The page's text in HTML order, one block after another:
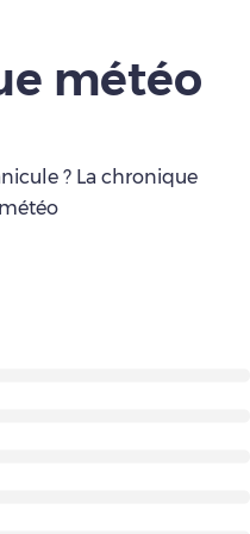
météo
? La chronique